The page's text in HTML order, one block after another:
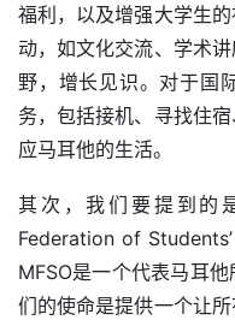
福利，以及增强大学生
动，如文化交流、学术
野，增长见识。对于国
务，包括接机、寻找住
应马耳他的生活。
其次，我们要提到的
Federation of
MFSO是一个代表马耳
们的使命是提供一个让